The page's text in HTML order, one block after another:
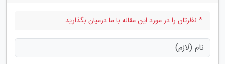
* نظرتان را در مورد این مقاله با ما درمیان بگذارید